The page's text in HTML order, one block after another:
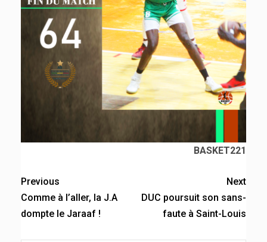
BASKET221
Previous
Comme à l’aller, la J.A
dompte le Jaraaf !
Next
DUC poursuit son sans-
faute à Saint-Louis